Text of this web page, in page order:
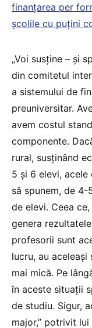
finanțarea per
școlile cu puțini
„Voi susține – și
din comitetul
a sistemului de
preuniversitar.
avem costul
componente.
rural, susținând
5 și 6 elevi,
să spunem, de
de elevi. Ceea
genera
profesorii sunt
lucru, au
mai mică. Pe
în aceste situații
de studiu. Sigur,
major,” potrivit lui